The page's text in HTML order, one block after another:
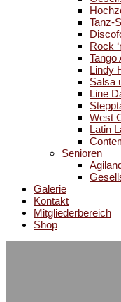
Tanz-
Rock
Tango
Lindy
Salsa
Line
West
Latin
Senioren
Galerie
Kontakt
Mitgliederbereich
Shop